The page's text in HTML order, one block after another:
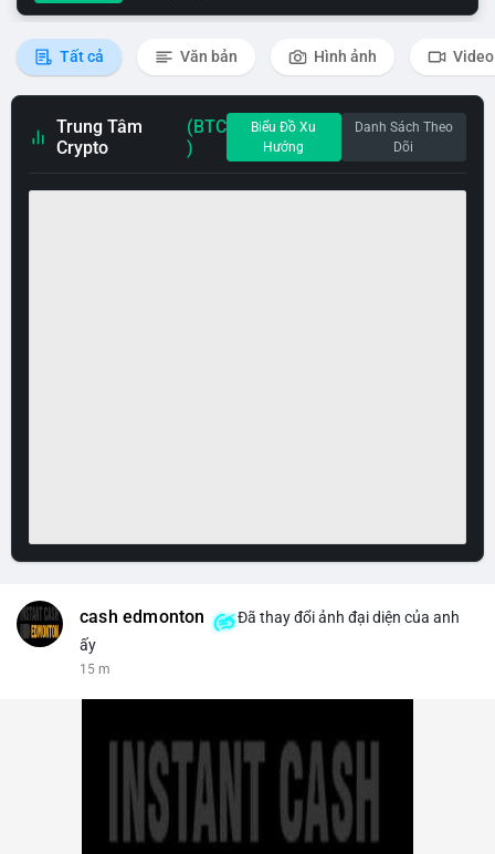
Tất cả Văn bản Hình ảnh Video
Trung Tâm
Crypto
(BTC
)
Biểu Đồ Xu
Hướng
Danh Sách Theo
Dõi
cash edmonton
Đã thay đổi ảnh đại diện của anh
ấy
15 m